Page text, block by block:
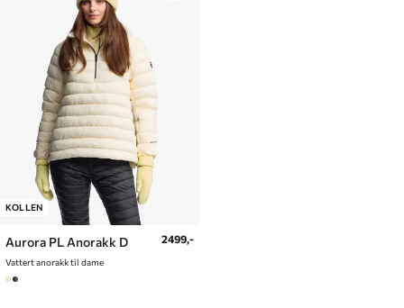
KOLLEN
Aurora PL Anorakk D
Vattert anorakk til dame
2499,-